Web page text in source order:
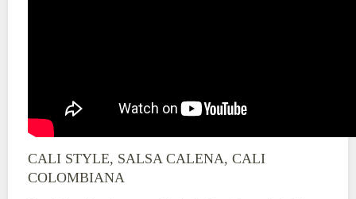
CALI STYLE, SALSA CALENA, CALI
COLOMBIANA